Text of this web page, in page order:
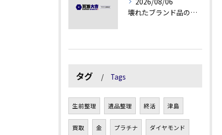
壊れたブランド品の価値を見極める技術とは
タグ Tags
生前整理 遺品整理 終活 津島
買取 金 プラチナ ダイヤモンド